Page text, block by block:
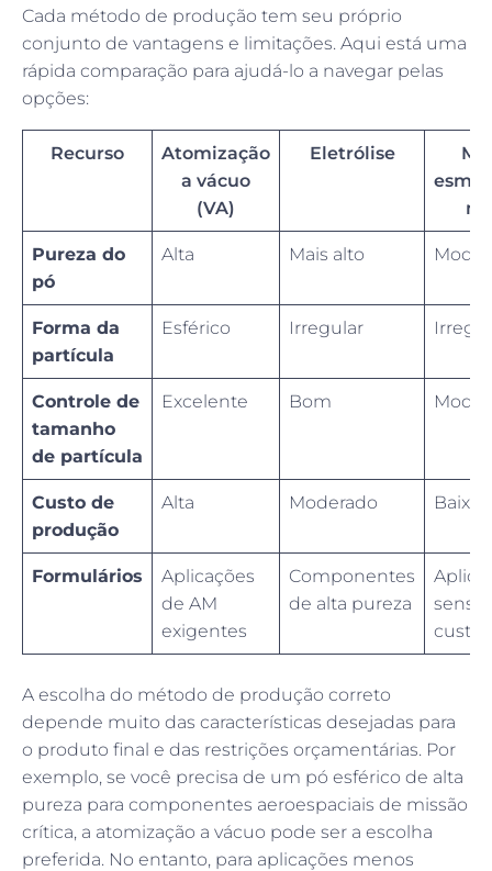
Cada método de produção tem seu próprio
conjunto de vantagens e limitações. Aqui está uma
rápida comparação para ajudá-lo a navegar pelas
opções:
Recurso
Atomização
a vácuo
(VA)
Eletrólise
Pureza do
pó
Alta Mais alto
Forma da
partícula
Esférico Irregular
Controle de
tamanho
de partícula
Excelente Bom
Custo de
produção
Alta Moderado Baixa
Formulários
Aplicações
de AM
exigentes
Componentes
de alta pureza
custo
A escolha do método de produção correto
depende muito das características desejadas para
o produto final e das restrições orçamentárias. Por
exemplo, se você precisa de um pó esférico de alta
pureza para componentes aeroespaciais de missão
crítica, a atomização a vácuo pode ser a escolha
preferida. No entanto, para aplicações menos